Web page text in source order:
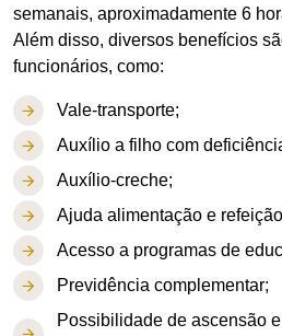
semanais, aproximadamente 6
Além disso, diversos benefícios
funcionários, como:
Vale-transporte;
Auxílio a filho com
Auxílio-creche;
Ajuda alimentação e
Acesso a programas de
Previdência complementar;
Possibilidade de ascensão